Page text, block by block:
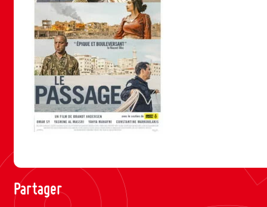
Partager